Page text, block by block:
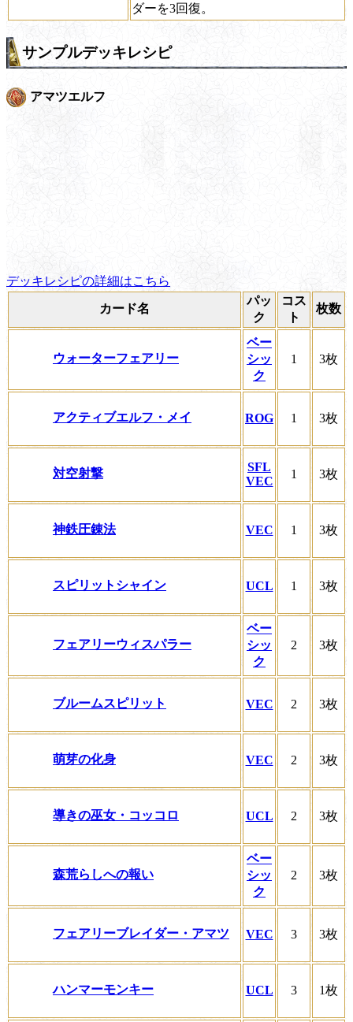
ダーを3回復。
サンプルデッキレシピ
アマツエルフ
デッキレシピの詳細はこちら
カード名
パッ
ク
コス
ト
枚数
ウォーターフェアリー
ベー
シッ
ク
1 3枚
アクティブエルフ・メイ ROG 1 3枚
対空射撃
SFL
VEC
1 3枚
神鉄圧錬法 VEC 1 3枚
スピリットシャイン UCL 1 3枚
フェアリーウィスパラー
ベー
シッ
ク
2 3枚
ブルームスピリット VEC 2 3枚
萌芽の化身 VEC 2 3枚
導きの巫女・コッコロ UCL 2 3枚
森荒らしへの報い
ベー
シッ
ク
2 3枚
フェアリーブレイダー・アマツ VEC 3 3枚
ハンマーモンキー UCL 3 1枚